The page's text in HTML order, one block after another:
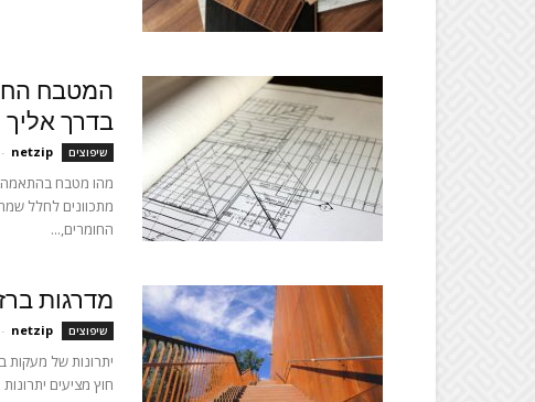
המטבח
בדרך אליך
שיפוצים netzip
-
מהו מטבח בהתאמה
מתכוונים לחלל
החומרים,...
מדרגות
שיפוצים netzip
-
יתרונות של מעקות
חוץ מציעים